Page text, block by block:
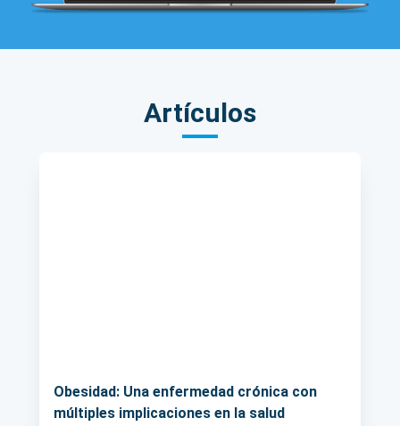
Artículos
Obesidad: Una enfermedad crónica con
múltiples implicaciones en la salud